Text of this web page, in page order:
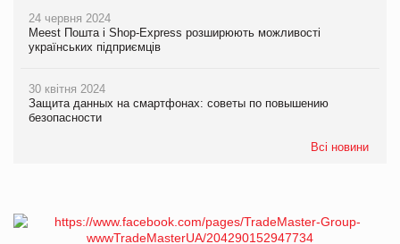
24 червня 2024
Meest Пошта і Shop-Express розширюють можливості
українських підприємців
30 квітня 2024
Защита данных на смартфонах: советы по повышению
безопасности
Всі новини